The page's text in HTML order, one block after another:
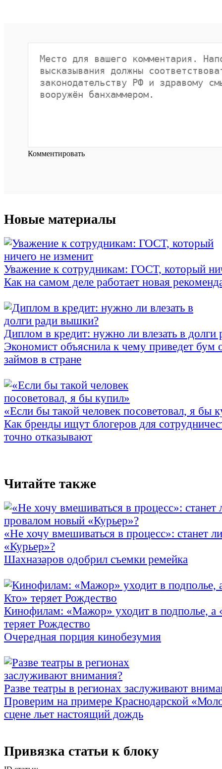
Комментировать
Новые материалы
Уважение к сотрудникам: ГОСТ, который
Как на самом деле работает новая
Диплом в кредит: нужно ли влезать в
Экономист объяснила к чему приведет бум
займов в стране
«Если бы такой человек посоветовал, я бы
Как бренды ищут блогеров для
точно отказывают
Читайте также
«Не хочу вмешиваться в процесс»: станет
«Курьер»?
Шахназаров одобрил съемки ремейка
Кинофилам: «Мажор» уходит в подполье, а
теряет Рождество
Очередная порция кинобезумия
Разве театры в регионах заслуживают
Проверим на примере Краснодарской
сцене льет настоящий дождь
Привязка статьи к блоку